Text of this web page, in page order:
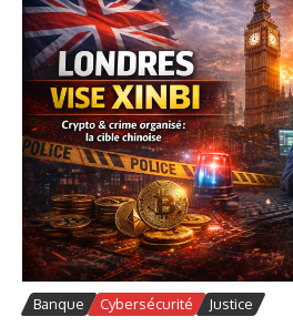
Banque Cybersécurité Justice